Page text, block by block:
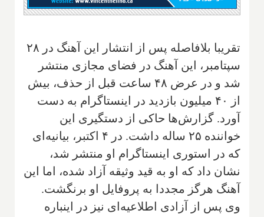
تقریبا بلافاصله پس از انتشار این آهنگ در ۲۸
سپتامبر، این آهنگ در فضای مجازی منتشر
شد و در عرض ۴۸ ساعت قبل از حذف، بیش
از ۴۰ میلیون بازدید در اینستاگرام به دست
آورد. گزارش‌ها حاکی از دستگیری این
خواننده ۲۵ ساله داشت. در ۴ اکتبر، بیانیه‌ای
که در استوری اینستاگرام او منتشر شد،
نشان داد که او به قید وثیقه آزاد شده، اما این
آهنگ هرگز مجددا به پروفایل او برنگشت.
وی پس از آزادی اطلاعیه‌ای نیز در اینباره